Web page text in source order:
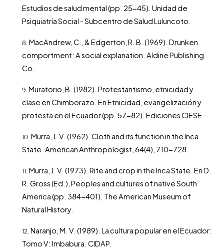
Estudios de salud mental (pp. 25-45). Unidad de
Psiquiatría Social - Subcentro de Salud Luluncoto.
MacAndrew, C., & Edgerton, R. B. (1969). Drunken
comportment: A social explanation. Aldine Publishing
Co.
Muratorio, B. (1982). Protestantismo, etnicidad y
clase en Chimborazo. En Etnicidad, evangelización y
protesta en el Ecuador (pp. 57-82). Ediciones CIESE.
Murra, J. V. (1962). Cloth and its function in the Inca
State. American Anthropologist, 64(4), 710-728.
Murra, J. V. (1973). Rite and crop in the Inca State. En D.
R. Gross (Ed.), Peoples and cultures of native South
America (pp. 384-401). The American Museum of
Natural History.
Naranjo, M. V. (1989). La cultura popular en el Ecuador:
Tomo V: Imbabura. CIDAP.